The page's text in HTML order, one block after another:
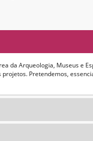
da Arqueologia, Museus e
Pretendemos,